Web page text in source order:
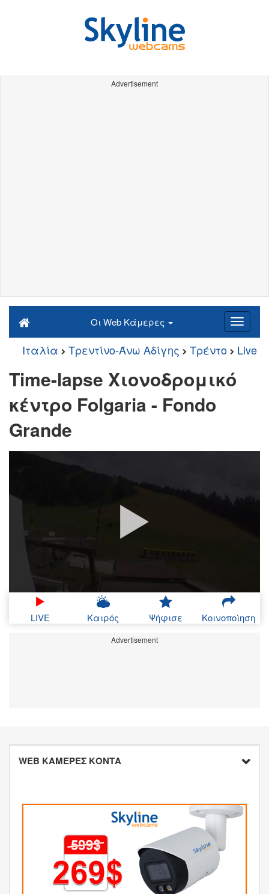
Advertisement
Οι Web Κάμερες
Ιταλία Τρεντίνο-Άνω Αδίγης Τρέντο Live
Time-lapse Χιονοδρομικό
κέντρο Folgaria - Fondo
Grande
LIVE Καιρός Ψήφισε Κοινοποίηση
Advertisement
WEB ΚΑΜΕΡΕΣ ΚΟΝΤΑ